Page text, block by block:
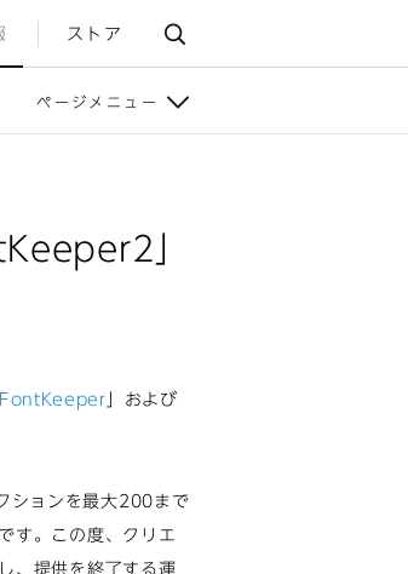
ストア
ページメニュー
」
FontKeeper 」および
ションを最大200まで
す。この度、クリエ
、提供を終了する運